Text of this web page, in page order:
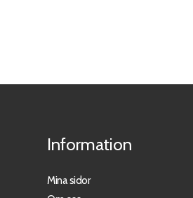
Information
Mina sidor